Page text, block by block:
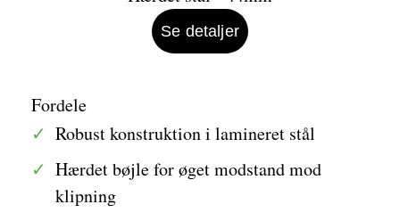
Fordele
Robust konstruktion i lamineret stål
Hærdet bøjle for øget modstand mod
klipning
Se detaljer